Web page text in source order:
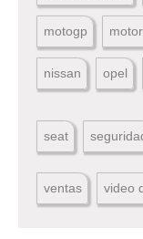
motogp
nissan opel
seat
ventas video